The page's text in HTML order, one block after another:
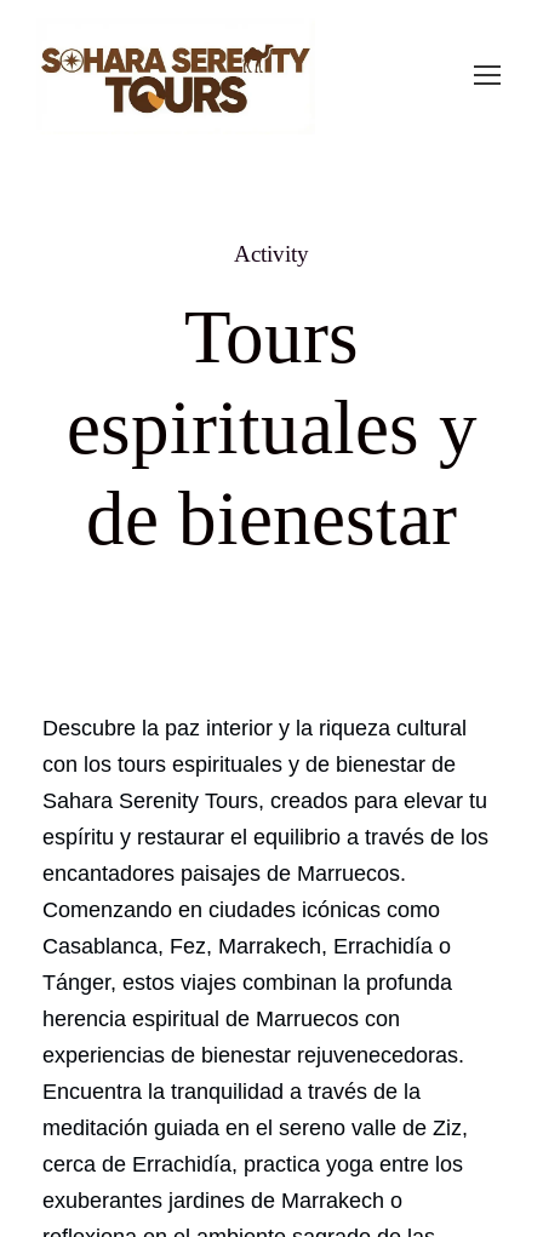
Activity
Tours
espirituales y
de bienestar
Descubre la paz interior y la riqueza cultural
con los tours espirituales y de bienestar de
Sahara Serenity Tours, creados para elevar tu
espíritu y restaurar el equilibrio a través de los
encantadores paisajes de Marruecos.
Comenzando en ciudades icónicas como
Casablanca, Fez, Marrakech, Errachidía o
Tánger, estos viajes combinan la profunda
herencia espiritual de Marruecos con
experiencias de bienestar rejuvenecedoras.
Encuentra la tranquilidad a través de la
meditación guiada en el sereno valle de Ziz,
cerca de Errachidía, practica yoga entre los
exuberantes jardines de Marrakech o